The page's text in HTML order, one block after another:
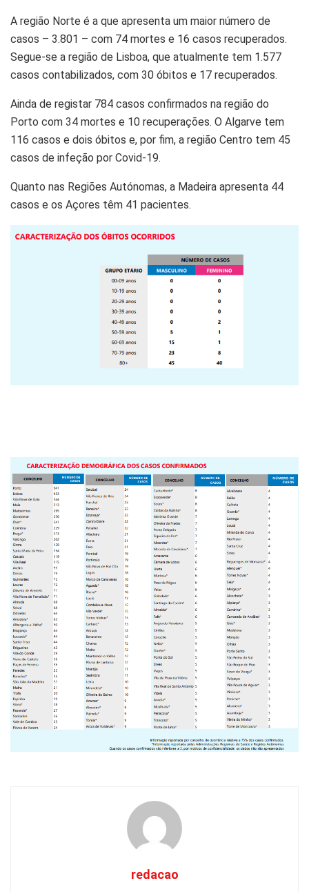
A região Norte é a que apresenta um maior número de
casos – 3.801 – com 74 mortes e 16 casos recuperados.
Segue-se a região de Lisboa, que atualmente tem 1.577
casos contabilizados, com 30 óbitos e 17 recuperados.
Ainda de registar 784 casos confirmados na região do
Porto com 34 mortes e 10 recuperações. O Algarve tem
116 casos e dois óbitos e, por fim, a região Centro tem 45
casos de infeção por Covid-19.
Quanto nas Regiões Autónomas, a Madeira apresenta 44
casos e os Açores têm 41 pacientes.
redacao